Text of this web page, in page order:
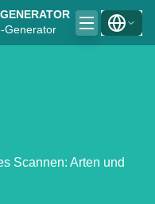
Generator
Scannen: Arten und